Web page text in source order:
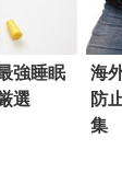
強睡眠
選
海
防
集